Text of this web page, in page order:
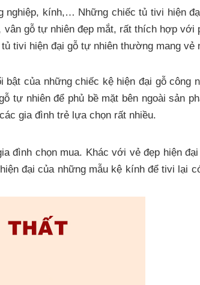
nghiệp, kính,… Những chiếc tủ tivi hiện
gỗ tự nhiên đẹp mắt, rất thích hợp với
tivi hiện đại gỗ tự nhiên thường mang vẻ
của những chiếc kệ hiện đại gỗ công
tự nhiên để phủ bề mặt bên ngoài sản
gia đình trẻ lựa chọn rất nhiều.
đình chọn mua. Khác với vẻ đẹp hiện
đại của những mẫu kệ kính để tivi lại